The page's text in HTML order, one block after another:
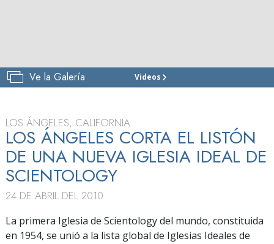
Ve la Galería Videos
IGLESIA
VISITAR
GRAN
LOS ÁNGELES, CALIFORNIA
LOS ÁNGELES CORTA EL LISTÓN
DE UNA NUEVA IGLESIA IDEAL DE
SCIENTOLOGY
24 DE ABRIL DEL 2010
La primera Iglesia de Scientology del mundo, constituida
en 1954, se unió a la lista global de Iglesias Ideales de